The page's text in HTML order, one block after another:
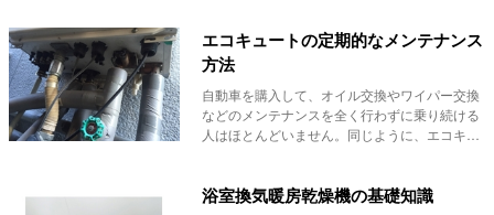
エコキュートの定期的なメンテナンス
方法
自動車を購入して、オイル交換やワイパー交換
などのメンテナンスを全く行わずに乗り続ける
人はほとんどいません。同じように、エコキュ
浴室換気暖房乾燥機の基礎知識